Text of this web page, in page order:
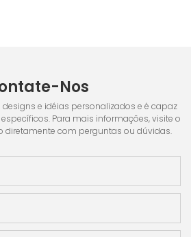
Nos
e idéias personalizados e é capaz
Para mais informações, visite o
diretamente com perguntas ou dúvidas.